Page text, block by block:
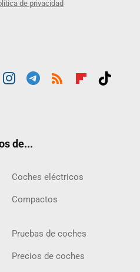
de privacidad
de...
Coches eléctricos
Compactos
Pruebas de coches
Precios de coches